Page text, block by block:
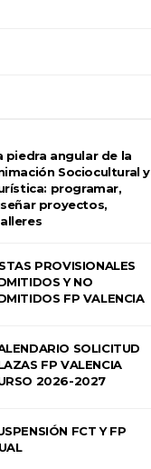
piedra angular de la
Sociocultural y
programar,
proyectos,
PROVISIONALES
Y NO
FP VALENCIA
SOLICITUD
FP VALENCIA
2026-2027
FCT Y FP